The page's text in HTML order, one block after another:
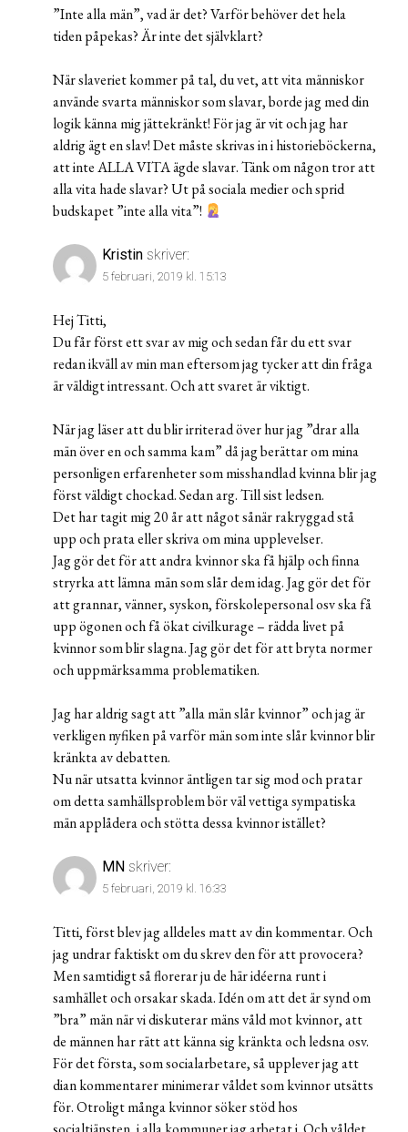
”Inte alla män”, vad är det? Varför behöver det hela
tiden påpekas? Är inte det självklart?
När slaveriet kommer på tal, du vet, att vita människor
använde svarta människor som slavar, borde jag med din
logik känna mig jättekränkt! För jag är vit och jag har
aldrig ägt en slav! Det måste skrivas in i historieböckerna,
att inte ALLA VITA ägde slavar. Tänk om någon tror att
alla vita hade slavar? Ut på sociala medier och sprid
budskapet ”inte alla vita”!
Kristin skriver:
5 februari, 2019 kl. 15:13
Hej Titti,
Du får först ett svar av mig och sedan får du ett svar
redan ikväll av min man eftersom jag tycker att din fråga
är väldigt intressant. Och att svaret är viktigt.
När jag läser att du blir irriterad över hur jag ”drar alla
män över en och samma kam” då jag berättar om mina
personligen erfarenheter som misshandlad kvinna blir jag
först väldigt chockad. Sedan arg. Till sist ledsen.
Det har tagit mig 20 år att något sånär rakryggad stå
upp och prata eller skriva om mina upplevelser.
Jag gör det för att andra kvinnor ska få hjälp och finna
stryrka att lämna män som slår dem idag. Jag gör det för
att grannar, vänner, syskon, förskolepersonal osv ska få
upp ögonen och få ökat civilkurage – rädda livet på
kvinnor som blir slagna. Jag gör det för att bryta normer
och uppmärksamma problematiken.
Jag har aldrig sagt att ”alla män slår kvinnor” och jag är
verkligen nyfiken på varför män som inte slår kvinnor blir
kränkta av debatten.
Nu när utsatta kvinnor äntligen tar sig mod och pratar
om detta samhällsproblem bör väl vettiga sympatiska
män applådera och stötta dessa kvinnor istället?
MN skriver:
5 februari, 2019 kl. 16:33
Titti, först blev jag alldeles matt av din kommentar. Och
jag undrar faktiskt om du skrev den för att provocera?
Men samtidigt så florerar ju de här idéerna runt i
samhället och orsakar skada. Idén om att det är synd om
”bra” män när vi diskuterar mäns våld mot kvinnor, att
de männen har rätt att känna sig kränkta och ledsna osv.
För det första, som socialarbetare, så upplever jag att
dian kommentarer minimerar våldet som kvinnor utsätts
för. Otroligt många kvinnor söker stöd hos